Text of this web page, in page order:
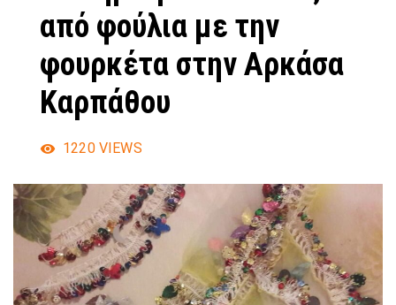
από φούλια με την
φουρκέτα στην Αρκάσα
Καρπάθου
1220 VIEWS